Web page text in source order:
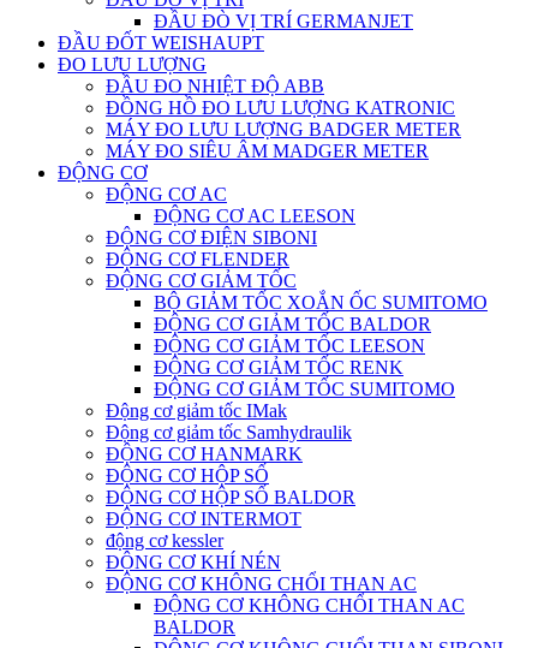
ĐẦU ĐÒ VỊ TRÍ GERMANJET
ĐẦU ĐỐT WEISHAUPT
ĐO LƯU LƯỢNG
ĐẦU ĐO NHIỆT ĐỘ ABB
ĐỒNG HỒ ĐO LƯU LƯỢNG KATRONIC
MÁY ĐO LƯU LƯỢNG BADGER METER
MÁY ĐO SIÊU ÂM MADGER METER
ĐỘNG CƠ
ĐỘNG CƠ AC
ĐỘNG CƠ AC LEESON
ĐỘNG CƠ ĐIỆN SIBONI
ĐỘNG CƠ FLENDER
ĐỘNG CƠ GIẢM TỐC
BỘ GIẢM TỐC XOẮN ỐC SUMITOMO
ĐỘNG CƠ GIẢM TỐC BALDOR
ĐỘNG CƠ GIẢM TỐC LEESON
ĐỘNG CƠ GIẢM TỐC RENK
ĐỘNG CƠ GIẢM TỐC SUMITOMO
Động cơ giảm tốc IMak
Động cơ giảm tốc Samhydraulik
ĐỘNG CƠ HANMARK
ĐỘNG CƠ HỘP SỐ
ĐỘNG CƠ HỘP SỐ BALDOR
ĐỘNG CƠ INTERMOT
động cơ kessler
ĐỘNG CƠ KHÍ NÉN
ĐỘNG CƠ KHÔNG CHỔI THAN AC
ĐỘNG CƠ KHÔNG CHỔI THAN AC
BALDOR